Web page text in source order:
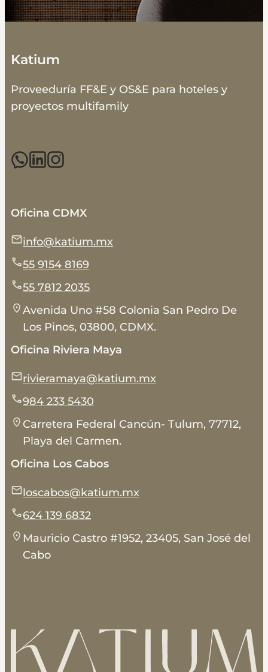
Katium
Proveeduría FF&E y OS&E para hoteles y
proyectos multifamily
Oficina CDMX
info@katium.mx
55 9154 8169
55 7812 2035
Avenida Uno #58 Colonia San Pedro De
Los Pinos, 03800, CDMX.
Oficina Riviera Maya
rivieramaya@katium.mx
984 233 5430
Carretera Federal Cancún- Tulum, 77712,
Playa del Carmen.
Oficina Los Cabos
loscabos@katium.mx
624 139 6832
Mauricio Castro #1952, 23405, San José del
Cabo